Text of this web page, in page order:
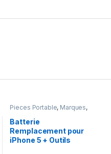
Pieces Portable, Marques,
Batteries et
chargeurs
Batterie
Remplacement pour
iPhone 5 + Outils